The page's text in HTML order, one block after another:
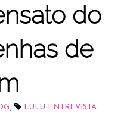
do
de
, LULU ENTREVISTA